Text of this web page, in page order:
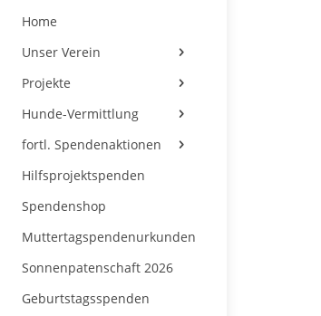
Home
Unser Verein
Projekte
Hunde-Vermittlung
fortl. Spendenaktionen
Hilfsprojektspenden
Spendenshop
Muttertagspendenurkunden
Sonnenpatenschaft 2026
Geburtstagsspenden